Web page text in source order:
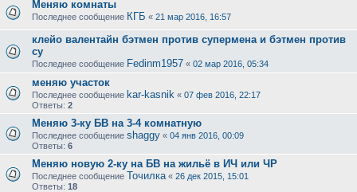
Меняю комнаты
Последнее сообщение КГБ « 21 мар 2016, 16:57
клейо валентайн бэтмен против супермена и бэтмен против
су
Последнее сообщение Fedinm1957 « 02 мар 2016, 05:34
меняю участок
Последнее сообщение kar-kasnik « 07 фев 2016, 22:17
Ответы: 2
Меняю 3-ку БВ на 3-4 комнатную
Последнее сообщение shaggy « 04 янв 2016, 00:09
Ответы: 6
Меняю новую 2-ку на БВ на жильё в ИЧ или ЧР
Последнее сообщение Точилка « 26 дек 2015, 15:01
Ответы: 18